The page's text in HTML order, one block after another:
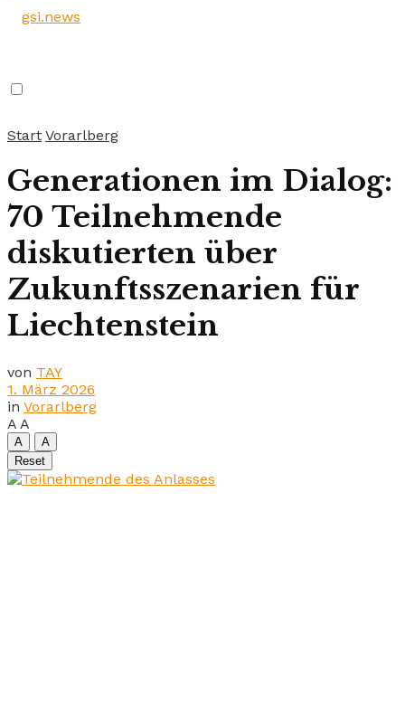
Start Vorarlberg
Generationen im Dialog:
70 Teilnehmende
diskutierten über
Zukunftsszenarien für
Liechtenstein
von TAY
1. März 2026
in Vorarlberg
A A
A
A
Reset